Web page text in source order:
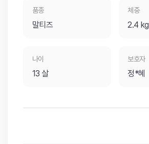
품종
말티즈
체중
2.4 kg
나이
13 살
보호자
정*혜